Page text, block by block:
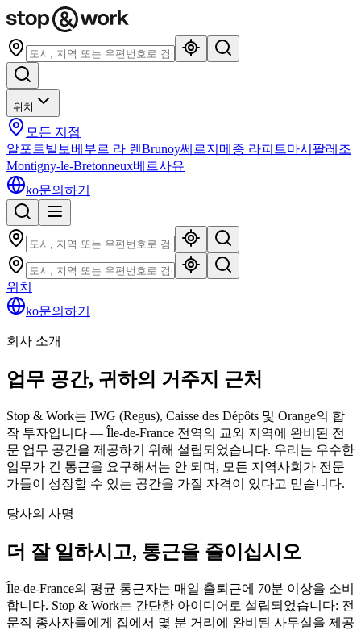
위치
모든 지점
알포트빌 보베 부르 라 렌 Brunoy쎄르지 메종 라피트마시 팔레조
Montigny-le-Bretonneux베르사유
ko문의하기
위치
ko문의하기
회사 소개
업무 공간, 귀하의 거주지 근처
Stop & Work는 IWG (Regus), Caisse des Dépôts 및 Orange의 합
작 투자입니다 — Île-de-France 전역의 교외 지역에 완비된 전
문 업무 공간을 제공하기 위해 설립되었습니다. 우리는 우수한
업무가 긴 통근을 요구해서는 안 되며, 모든 지역사회가 전문
가들이 성장할 수 있는 공간을 가질 자격이 있다고 믿습니다.
당사의 사명
더 잘 일하시고, 통근을 줄이십시오
Île-de-France의 평균 통근자는 매일 출퇴근에 70분 이상을 소비
합니다. Stop & Work는 간단한 아이디어로 설립되었습니다: 전
문직 종사자들에게 집에서 몇 분 거리에 완비된 사무실을 제공